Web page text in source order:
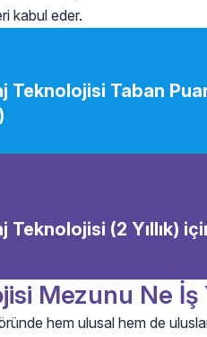
kabul eder.
Teknolojisi Taban
Teknolojisi (2 Yıllık)
Mezunu Ne İş
hem ulusal hem de